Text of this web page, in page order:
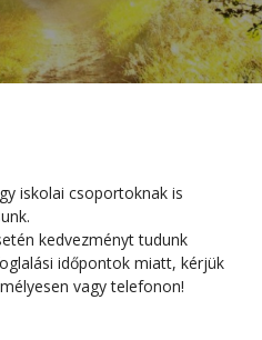
iskolai csoportoknak is
kedvezményt tudunk
időpontok miatt, kérjük
vagy telefonon!